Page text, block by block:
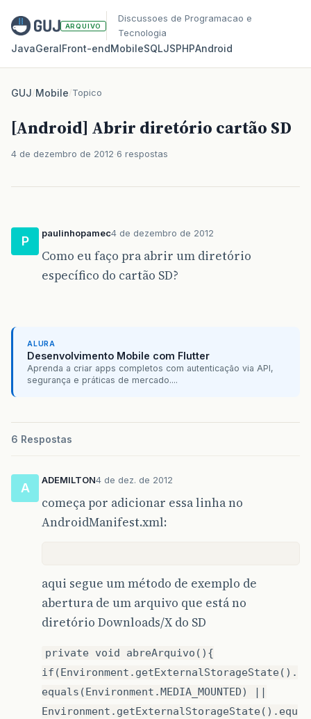
ARQUIVO
Discussoes de Programacao e
Tecnologia
JavaGeralFront‑endMobileSQLJSPHPAndroid
GUJ/Mobile/Topico
[Android] Abrir diretório cartão SD
4 de dezembro de 2012 6 respostas
P
paulinhopamec4 de dezembro de 2012
Como eu faço pra abrir um diretório
específico do cartão SD?
ALURA
Desenvolvimento Mobile com Flutter
Aprenda a criar apps completos com autenticação via API,
segurança e práticas de mercado....
6 Respostas
A
ADEMILTON4 de dez. de 2012
começa por adicionar essa linha no
AndroidManifest.xml:
aqui segue um método de exemplo de
abertura de um arquivo que está no
diretório Downloads/X do SD
private void abreArquivo(){
if(Environment.getExternalStorageState().
equals(Environment.MEDIA_MOUNTED) ||
Environment.getExternalStorageState().equ